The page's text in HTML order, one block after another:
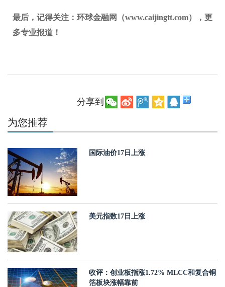
最后，记得关注：环球金融网（www.caijingtt.com），更
多专业报道！
分享到：
为您推荐
国际油价17日上涨
美元指数17日上涨
收评：创业板指涨1.72% MLCC和复合铜
箔板块涨幅靠前